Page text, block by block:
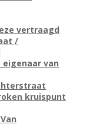
vertraagd
/
van
kruispunt